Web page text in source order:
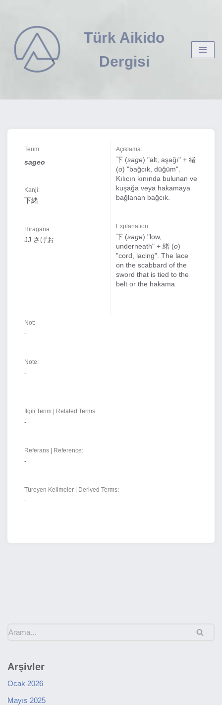
İçeriğe
geç
Türk Aikido
Dergisi
Terim:
sageo
Kanji:
下緒
Hiragana:
JJ さげお
Açıklama:
下 (sage) "alt, aşağı" + 緒
(o) "bağcık, düğüm".
Kılıcın kınında bulunan ve
kuşağa veya hakamaya
bağlanan bağcık.
Explanation:
下 (sage) "low,
underneath" + 緒 (o)
"cord, lacing". The lace
on the scabbard of the
sword that is tied to the
belt or the hakama.
Not:
-
Note:
-
İlgili Terim | Related Terms:
-
Referans | Reference:
-
Türeyen Kelimeler | Derived Terms:
-
Arşivler
Ocak 2026
Mayıs 2025